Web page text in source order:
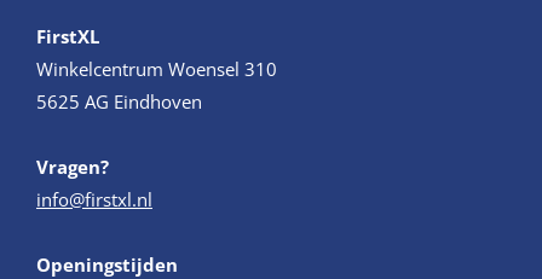
FirstXL
Winkelcentrum Woensel 310
5625 AG Eindhoven
Vragen?
info@firstxl.nl
Openingstijden